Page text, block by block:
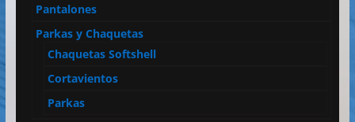
Pantalones
Parkas y Chaquetas
Chaquetas Softshell
Cortavientos
Parkas